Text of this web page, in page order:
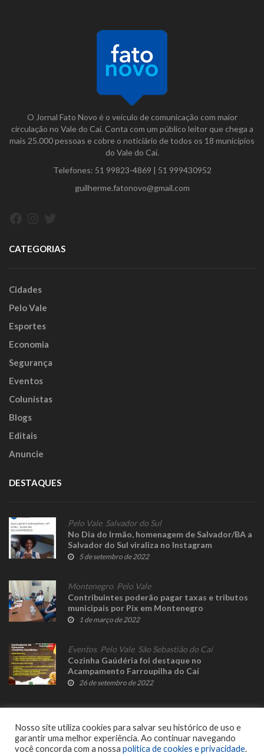
O Jornal Fato Novo é o veículo de comunicação com maior
circulação no Vale do Caí. Conta com um público leitor que chega a
mais 25.000 pessoas e cobre o noticiário de todos os 18 municípios
do Vale do Caí.
Telefones: 51 99823-4869 | 51 999430952
guilherme.fatonovo@gmail.com
CATEGORIAS
Cidades
Pelo Vale
Esportes
Economia
Segurança
Eventos
Colunistas
Blogs
Editais
Anuncie
DESTAQUES
Pelo Vale, Salvador do Sul
No Dia do Irmão, homenagem de Salvador/BA a
Salvador do Sul viraliza no Instagram
5 de setembro de 2022
Montenegro Pelo Vale
Contribuintes poderão pagar taxas e tributos
municipais por Pix em Montenegro
1 de março de 2022
Eventos, Pelo Vale, São Sebastião do Caí
Cozinha Gaúdéria foi destaque no
Acampamento Farroupilha do Caí
26 de setembro de 2022
Nosso site utiliza cookies para salvar seu histórico de uso e
garantir uma melhor experiência. Ao continuar navegando
você concorda com a nossa política de cookies e privacidade.